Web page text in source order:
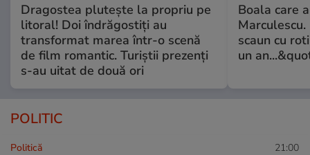
Dragostea plutește la propriu pe
litoral! Doi îndrăgostiți au
transformat marea într-o scenă
de film romantic. Turiștii prezenți
s-au uitat de două ori
Boala care
scaun cu
un
POLITIC
Politică 21:00